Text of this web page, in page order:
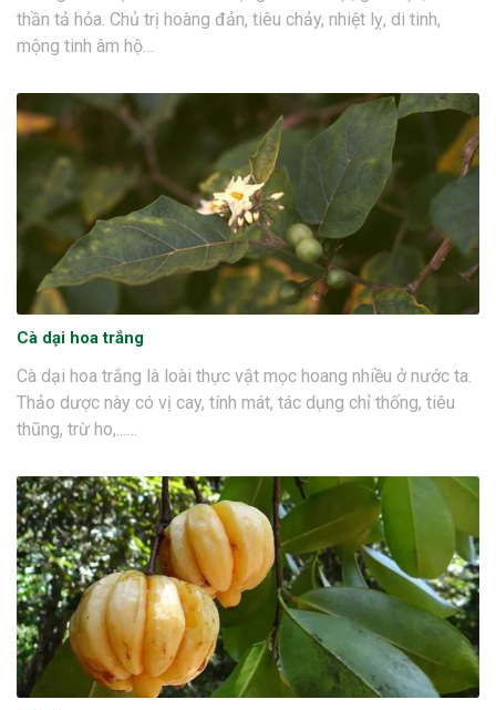
thần tả hỏa. Chủ trị hoàng đản, tiêu chảy, nhiệt lỵ, di tinh,
mộng tinh âm hộ…
Cà dại hoa trắng
Cà dại hoa trắng là loài thực vật mọc hoang nhiều ở nước ta.
Thảo dược này có vị cay, tính mát, tác dụng chỉ thống, tiêu
thũng, trừ ho,...…